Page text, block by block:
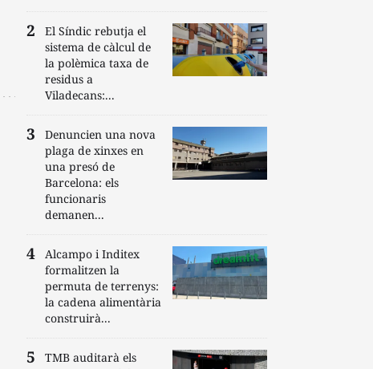
El Síndic rebutja el
sistema de càlcul de
la polèmica taxa de
residus a
Viladecans:...
Denuncien una nova
plaga de xinxes en
una presó de
Barcelona: els
funcionaris
demanen...
Alcampo i Inditex
formalitzen la
permuta de terrenys:
la cadena alimentària
construirà...
TMB auditarà els